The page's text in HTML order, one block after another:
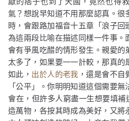
氣？想說早知道不用那麼認真。很
時，會跟路加福音十五章「浪子回
為這兩段比喻在描述同樣一件事。
會有爭風吃醋的情形發生。親愛的
太多了，如果要一一計較，那真的
如此， 出於人的老我 ，還是會不
「公平」。你明明知道這個需要
會在，但許多人窮盡一生想要填補
造萬物，各按其時成為美好，又將